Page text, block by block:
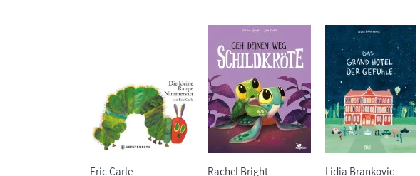
Eric Carle Rachel Bright Lidia Brankovic